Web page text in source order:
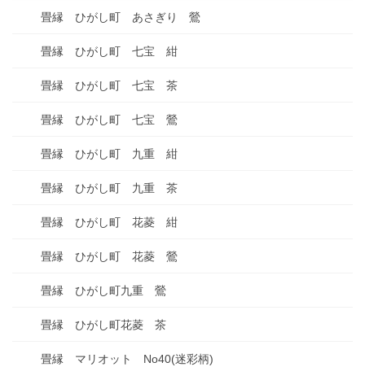
畳縁 ひがし町 あさぎり 鶯
畳縁 ひがし町 七宝 紺
畳縁 ひがし町 七宝 茶
畳縁 ひがし町 七宝 鶯
畳縁 ひがし町 九重 紺
畳縁 ひがし町 九重 茶
畳縁 ひがし町 花菱 紺
畳縁 ひがし町 花菱 鶯
畳縁 ひがし町九重 鶯
畳縁 ひがし町花菱 茶
畳縁 マリオット No40(迷彩柄)